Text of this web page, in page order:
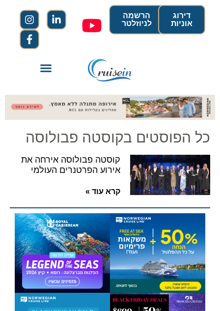
הרשמה
לניוזלטר
דירוג
אוניות
כל הפוסטים בקוסטה פבולוסה
קוסטה פבולוסה אירחה את
אירוע הפרטנרים העולמי
קרא עוד »